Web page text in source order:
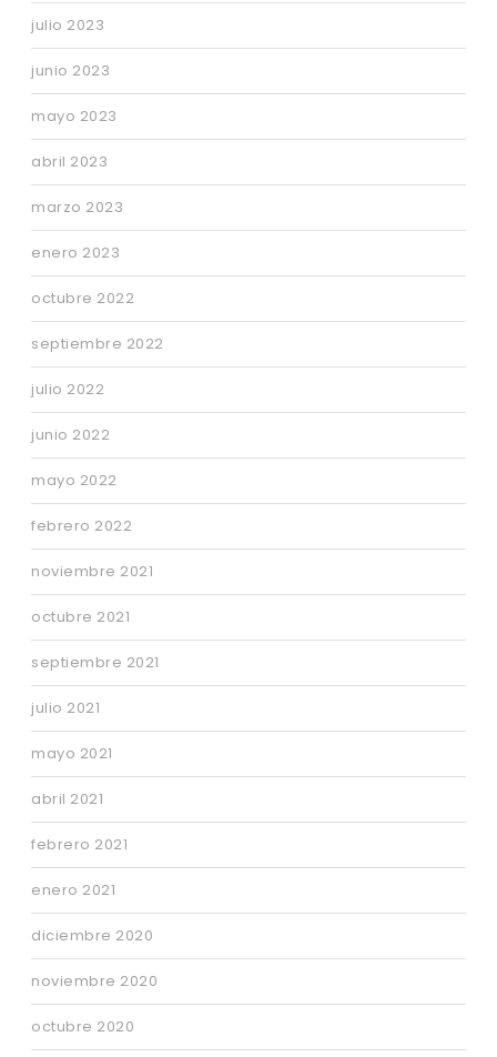
julio 2023
junio 2023
mayo 2023
abril 2023
marzo 2023
enero 2023
octubre 2022
septiembre 2022
julio 2022
junio 2022
mayo 2022
febrero 2022
noviembre 2021
octubre 2021
septiembre 2021
julio 2021
mayo 2021
abril 2021
febrero 2021
enero 2021
diciembre 2020
noviembre 2020
octubre 2020